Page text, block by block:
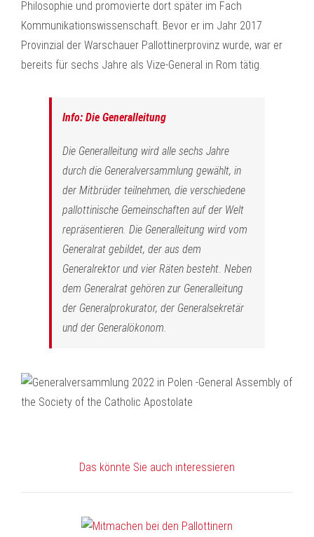
Philosophie und promovierte dort später im Fach
Kommunikationswissenschaft. Bevor er im Jahr 2017
Provinzial der Warschauer Pallottinerprovinz wurde, war er
bereits für sechs Jahre als Vize-General in Rom tätig.
Info: Die Generalleitung
Die Generalleitung wird alle sechs Jahre
durch die Generalversammlung gewählt, in
der Mitbrüder teilnehmen, die verschiedene
pallottinische Gemeinschaften auf der Welt
repräsentieren. Die Generalleitung wird vom
Generalrat gebildet, der aus dem
Generalrektor und vier Räten besteht. Neben
dem Generalrat gehören zur Generalleitung
der Generalprokurator, der Generalsekretär
und der Generalökonom.
Das könnte Sie auch interessieren